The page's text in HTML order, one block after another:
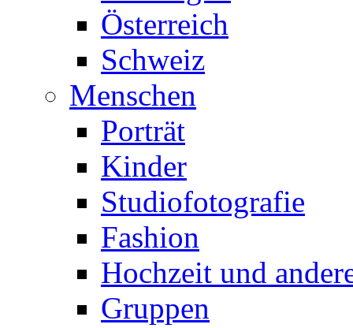
Österreich
Schweiz
Menschen
Porträt
Kinder
Studiofotografie
Fashion
Hochzeit und
Gruppen